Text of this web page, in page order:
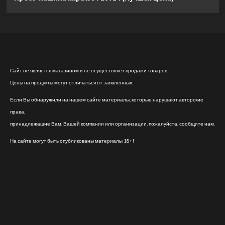
Сайт не является магазином и не осуществляет продажи товаров.
Цены на продукты могут отличаться от заявленных.
Если Вы обнаружили на нашем сайте материалы, которые нарушают авторские
права,
принадлежащие Вам, Вашей компании или организации, пожалуйста, сообщите нам.
На сайте могут быть опубликованы материалы 18+!